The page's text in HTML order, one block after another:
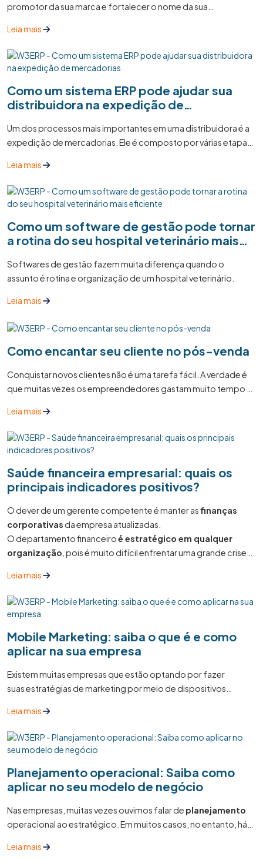
promotor da sua marca e fortalecer o nome da sua
Leia mais
Como um sistema ERP pode ajudar sua
distribuidora na expedição de
Um dos processos mais importantes em uma distribuidora é a
expedição de mercadorias. Ele é composto por várias etapas
solicitados, e que devem ser entregues em perfeito estado e
no prazo estipulado.
Leia mais
Como um software de gestão pode tornar
a rotina do seu hospital veterinário mais
Softwares de gestão fazem muita diferença quando o
assunto é rotina e organização de um hospital veterinário.
Leia mais
Como encantar seu cliente no pós-venda
Conquistar novos clientes não é uma tarefa fácil. A verdade é
que muitas vezes os empreendedores gastam muito tempo e
grandes oportunidades de vendas com quem já comprou da
marca.
Leia mais
Saúde financeira empresarial: quais os
principais indicadores positivos?
O dever de um gerente competente é manter asfinanças
corporativasda empresa atualizadas.
O departamento financeiroé estratégico em qualquer
organização , pois é muito difícil enfrentar uma grande crise
Leia mais
Mobile Marketing: saiba o que é e como
aplicar na sua empresa
Existem muitas empresas que estão optando por fazer
suas estratégias de marketing por meio de dispositivos
implementação de diferentes técnicas em campanhas de
marketing para fins diversos.
Leia mais
Planejamento operacional: Saiba como
aplicar no seu modelo de negócio
Nas empresas, muitas vezes ouvimos falar de planejamento
operacional ao estratégico. Em muitos casos, no entanto, há
de pavimentos e entre as áreas comuns a eles.
Leia mais